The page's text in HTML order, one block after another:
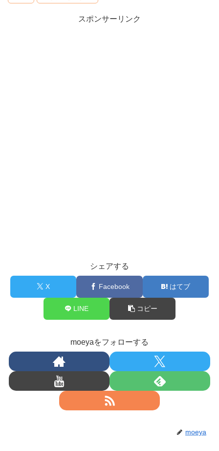
スポンサーリンク
シェアする
X Facebook はてブ
LINE コピー
moeyaをフォローする
moeya